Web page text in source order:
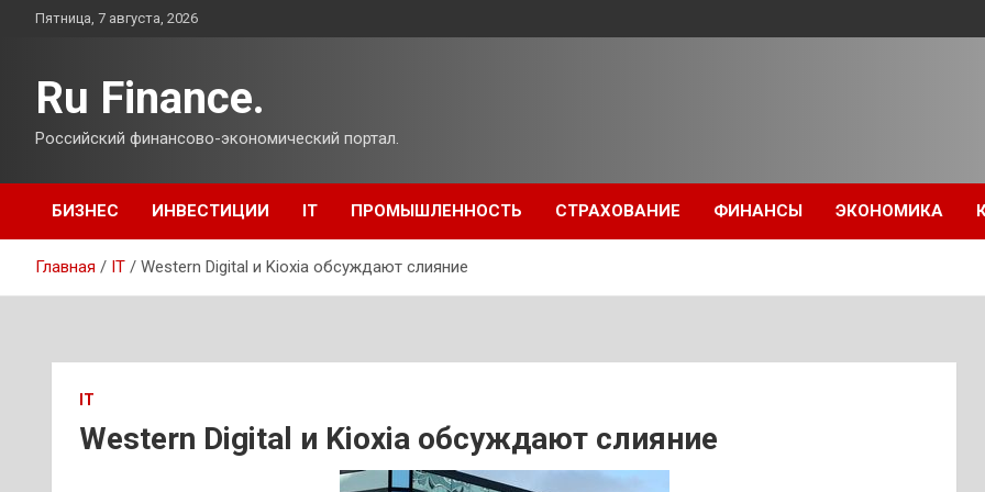
ПерейтиПятница, 7 августа, 2026
Ru Finance.
Российский финансово-экономический портал.
БИЗНЕС ИНВЕСТИЦИИ IT ПРОМЫШЛЕННОСТЬ СТРАХОВАНИЕ ФИНАНСЫ ЭКОНОМИКА
Главная IT Western Digital и Kioxia обсуждают слияние
IT
Western Digital и Kioxia обсуждают слияние